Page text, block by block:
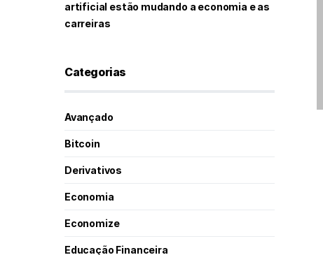
artificial estão mudando a economia e as
carreiras
Categorias
Avançado
Bitcoin
Derivativos
Economia
Economize
Educação Financeira